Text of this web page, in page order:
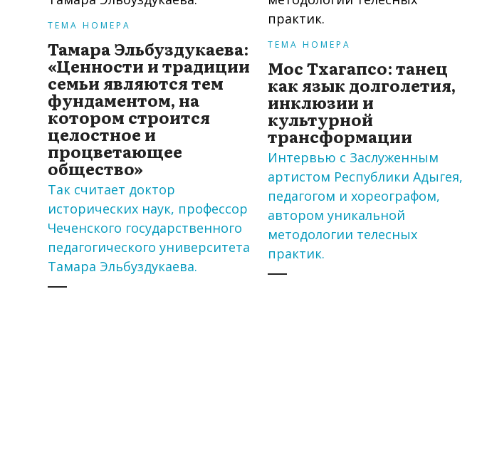
ТЕМА НОМЕРА
Тамара Эльбуздукаева:
«Ценности и традиции
семьи являются тем
фундаментом, на
котором строится
целостное и
процветающее
общество»
Так считает доктор
исторических наук, профессор
Чеченского государственного
педагогического университета
Тамара Эльбуздукаева.
ТЕМА НОМЕРА
Мос Тхагапсо: танец
как язык долголетия,
инклюзии и
культурной
трансформации
Интервью с Заслуженным
артистом Республики Адыгея,
педагогом и хореографом,
автором уникальной
методологии телесных
практик.